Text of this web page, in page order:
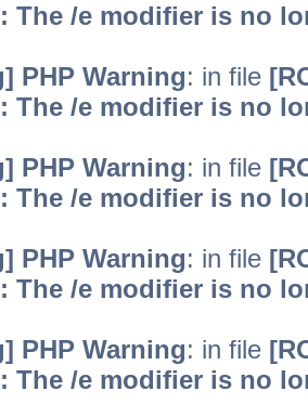
The /e modifier is no
PHP Warning: in file
The /e modifier is no
PHP Warning: in file
The /e modifier is no
PHP Warning: in file
The /e modifier is no
PHP Warning: in file
The /e modifier is no